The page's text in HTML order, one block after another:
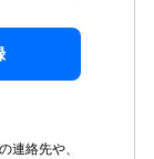
連絡先や、